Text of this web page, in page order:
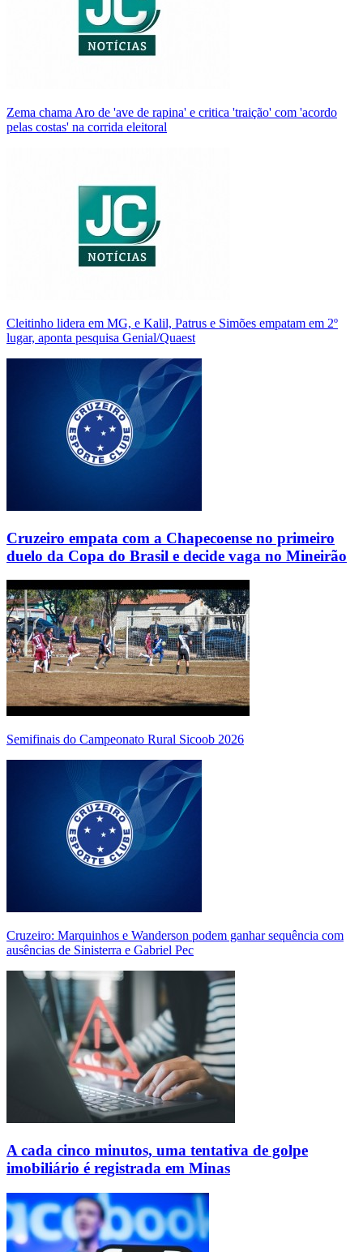
Zema chama Aro de 'ave de rapina' e critica 'traição' com 'acordo
pelas costas' na corrida eleitoral
Cleitinho lidera em MG, e Kalil, Patrus e Simões empatam em 2º
lugar, aponta pesquisa Genial/Quaest
Cruzeiro empata com a Chapecoense no primeiro
duelo da Copa do Brasil e decide vaga no Mineirão
Semifinais do Campeonato Rural Sicoob 2026
Cruzeiro: Marquinhos e Wanderson podem ganhar sequência com
ausências de Sinisterra e Gabriel Pec
A cada cinco minutos, uma tentativa de golpe
imobiliário é registrada em Minas